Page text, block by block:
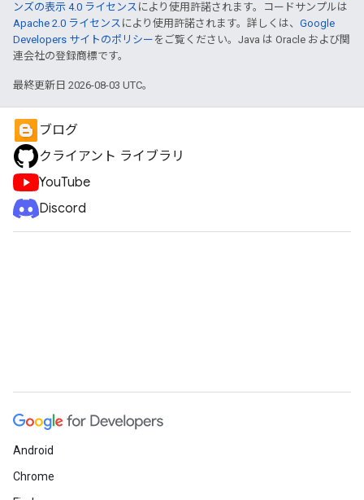
ンズの表示 4.0 ライセンス により使用許諾されます。コードサンプルは
Apache 2.0 ライセンス により使用許諾されます。詳しくは、 Google
Developers サイトのポリシー をご覧ください。Java は Oracle および関
連会社の登録商標です。
最終更新日 2026-08-03 UTC。
ブログ
クライアント ライブラリ
YouTube
Discord
Android
Chrome